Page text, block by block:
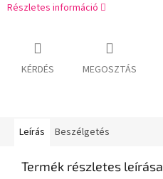
Részletes információ
KÉRDÉS MEGOSZTÁS
Leírás Beszélgetés
Termék részletes leírása